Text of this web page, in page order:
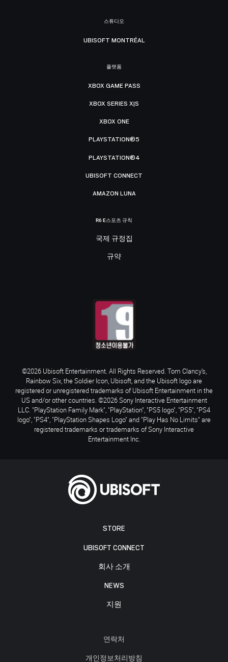
STORE
UBISOFT CONNECT
회사 소개
NEWS
지원
연락처
개인정보처리방침
스튜디오
UBISOFT MONTRÉAL
플랫폼
XBOX GAME PASS
XBOX SERIES X|S
XBOX ONE
PLAYSTATION®5
PLAYSTATION®4
UBISOFT CONNECT
AMAZON LUNA
R6 E스포츠 규칙
국제 규정집
규약
©2026 Ubisoft Entertainment. All Rights Reserved. Tom Clancy’s,
Rainbow Six, the Soldier Icon, Ubisoft, and the Ubisoft logo are
registered or unregistered trademarks of Ubisoft Entertainment in the
US and/or other countries. ©2026 Sony Interactive Entertainment
LLC. "PlayStation Family Mark", "PlayStation", "PS5 logo", "PS5", "PS4
logo", "PS4", "PlayStation Shapes Logo" and "Play Has No Limits" are
registered trademarks or trademarks of Sony Interactive
Entertainment Inc.